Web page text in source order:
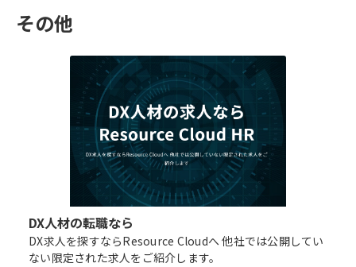
その他
DX人材の転職なら
DX求人を探すならResource Cloudへ 他社では公開してい
ない限定された求人をご紹介します。